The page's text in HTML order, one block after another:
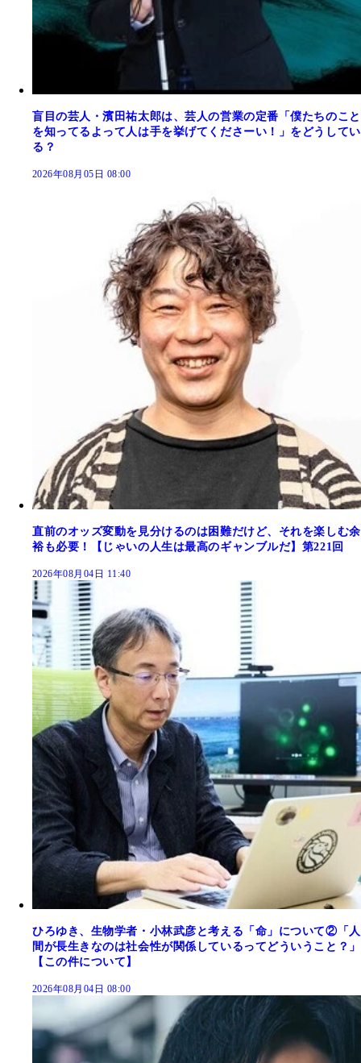
盲目の芸人・濱田祐太郎は、芸人の営業の定番「僕たちのこと
を知ってるよって人は手を挙げてくださーい！」をどうしてい
る？
2026年08月05日 08:00
直前のオッズ変動を見分けるのは困難だけど、それを楽しむ余
裕も必要！【じゃいの人生は最高のギャンブルだ】第221回
2026年08月04日 11:40
ひろゆき、生物学者・小林武彦と考える「命」について②「人
間が長生きなのは社会性が関係しているってどういうこと？」
【この件について】
2026年08月04日 08:00